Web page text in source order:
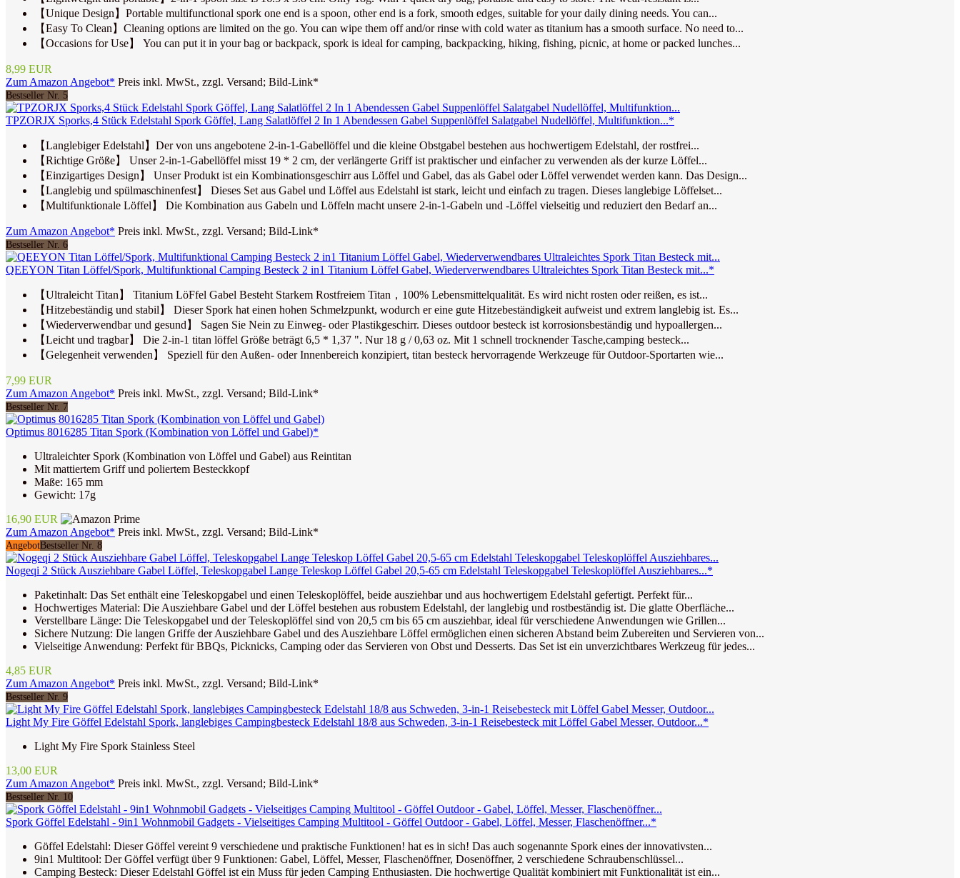
【Unique Design】Portable multifunctional spork one end is a spoon, other end is a fork, smooth edges, suitable for your daily dining needs. You can...
【Easy To Clean】Cleaning options are limited on the go. You can wipe them off and/or rinse with cold water as titanium has a smooth surface. No need to...
【Occasions for Use】 You can put it in your bag or backpack, spork is ideal for camping, backpacking, hiking, fishing, picnic, at home or packed lunches...
8,99 EUR
Zum Amazon Angebot* Preis inkl. MwSt., zzgl. Versand; Bild-Link*
Bestseller Nr. 5
TPZORJX Sporks,4 Stück Edelstahl Spork Göffel, Lang Salatlöffel 2 In 1 Abendessen Gabel Suppenlöffel Salatgabel Nudellöffel, Multifunktion...*
【Langlebiger Edelstahl】Der von uns angebotene 2-in-1-Gabellöffel und die kleine Obstgabel bestehen aus hochwertigem Edelstahl, der rostfrei...
【Richtige Größe】 Unser 2-in-1-Gabellöffel misst 19 * 2 cm, der verlängerte Griff ist praktischer und einfacher zu verwenden als der kurze Löffel...
【Einzigartiges Design】 Unser Produkt ist ein Kombinationsgeschirr aus Löffel und Gabel, das als Gabel oder Löffel verwendet werden kann. Das Design...
【Langlebig und spülmaschinenfest】 Dieses Set aus Gabel und Löffel aus Edelstahl ist stark, leicht und einfach zu tragen. Dieses langlebige Löffelset...
【Multifunktionale Löffel】 Die Kombination aus Gabeln und Löffeln macht unsere 2-in-1-Gabeln und -Löffel vielseitig und reduziert den Bedarf an...
Zum Amazon Angebot* Preis inkl. MwSt., zzgl. Versand; Bild-Link*
Bestseller Nr. 6
QEEYON Titan Löffel/Spork, Multifunktional Camping Besteck 2 in1 Titanium Löffel Gabel, Wiederverwendbares Ultraleichtes Spork Titan Besteck mit...*
【Ultraleicht Titan】 Titanium LöFfel Gabel Besteht Starkem Rostfreiem Titan，100% Lebensmittelqualität. Es wird nicht rosten oder reißen, es ist...
【Hitzebeständig und stabil】 Dieser Spork hat einen hohen Schmelzpunkt, wodurch er eine gute Hitzebeständigkeit aufweist und extrem langlebig ist. Es...
【Wiederverwendbar und gesund】 Sagen Sie Nein zu Einweg- oder Plastikgeschirr. Dieses outdoor besteck ist korrosionsbeständig und hypoallergen...
【Leicht und tragbar】 Die 2-in-1 titan löffel Größe beträgt 6,5 * 1,37 ". Nur 18 g / 0,63 oz. Mit 1 schnell trocknender Tasche,camping besteck...
【Gelegenheit verwenden】 Speziell für den Außen- oder Innenbereich konzipiert, titan besteck hervorragende Werkzeuge für Outdoor-Sportarten wie...
7,99 EUR
Zum Amazon Angebot* Preis inkl. MwSt., zzgl. Versand; Bild-Link*
Bestseller Nr. 7
Optimus 8016285 Titan Spork (Kombination von Löffel und Gabel)*
Ultraleichter Spork (Kombination von Löffel und Gabel) aus Reintitan
Mit mattiertem Griff und poliertem Besteckkopf
Maße: 165 mm
Gewicht: 17g
16,90 EUR
Zum Amazon Angebot* Preis inkl. MwSt., zzgl. Versand; Bild-Link*
AngebotBestseller Nr. 8
Nogeqi 2 Stück Ausziehbare Gabel Löffel, Teleskopgabel Lange Teleskop Löffel Gabel 20,5-65 cm Edelstahl Teleskopgabel Teleskoplöffel Ausziehbares...*
Paketinhalt: Das Set enthält eine Teleskopgabel und einen Teleskoplöffel, beide ausziehbar und aus hochwertigem Edelstahl gefertigt. Perfekt für...
Hochwertiges Material: Die Ausziehbare Gabel und der Löffel bestehen aus robustem Edelstahl, der langlebig und rostbeständig ist. Die glatte Oberfläche...
Verstellbare Länge: Die Teleskopgabel und der Teleskoplöffel sind von 20,5 cm bis 65 cm ausziehbar, ideal für verschiedene Anwendungen wie Grillen...
Sichere Nutzung: Die langen Griffe der Ausziehbare Gabel und des Ausziehbare Löffel ermöglichen einen sicheren Abstand beim Zubereiten und Servieren von...
Vielseitige Anwendung: Perfekt für BBQs, Picknicks, Camping oder das Servieren von Obst und Desserts. Das Set ist ein unverzichtbares Werkzeug für jedes...
4,85 EUR
Zum Amazon Angebot* Preis inkl. MwSt., zzgl. Versand; Bild-Link*
Bestseller Nr. 9
Light My Fire Göffel Edelstahl Spork, langlebiges Campingbesteck Edelstahl 18/8 aus Schweden, 3-in-1 Reisebesteck mit Löffel Gabel Messer, Outdoor...*
Light My Fire Spork Stainless Steel
13,00 EUR
Zum Amazon Angebot* Preis inkl. MwSt., zzgl. Versand; Bild-Link*
Bestseller Nr. 10
Spork Göffel Edelstahl - 9in1 Wohnmobil Gadgets - Vielseitiges Camping Multitool - Göffel Outdoor - Gabel, Löffel, Messer, Flaschenöffner...*
Göffel Edelstahl: Dieser Göffel vereint 9 verschiedene und praktische Funktionen! hat es in sich! Das auch sogenannte Spork eines der innovativsten...
9in1 Multitool: Der Göffel verfügt über 9 Funktionen: Gabel, Löffel, Messer, Flaschenöffner, Dosenöffner, 2 verschiedene Schraubenschlüssel...
Camping Besteck: Dieser Edelstahl Göffel ist ein Muss für jeden Camping Enthusiasten. Die hochwertige Qualität kombiniert mit Funktionalität ist ein...